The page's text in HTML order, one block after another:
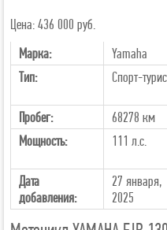
Цена: 436 000 руб.
Марка:
Yamaha
Тип:
Спорт-
Пробег: 68278 км
Мощность:
111 л.с.
Дата
добавления:
27 января,
2025